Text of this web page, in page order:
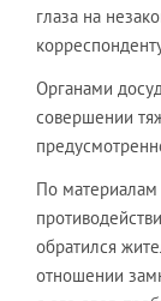
глаза на
Органами
совершении
По
обратился
отношении